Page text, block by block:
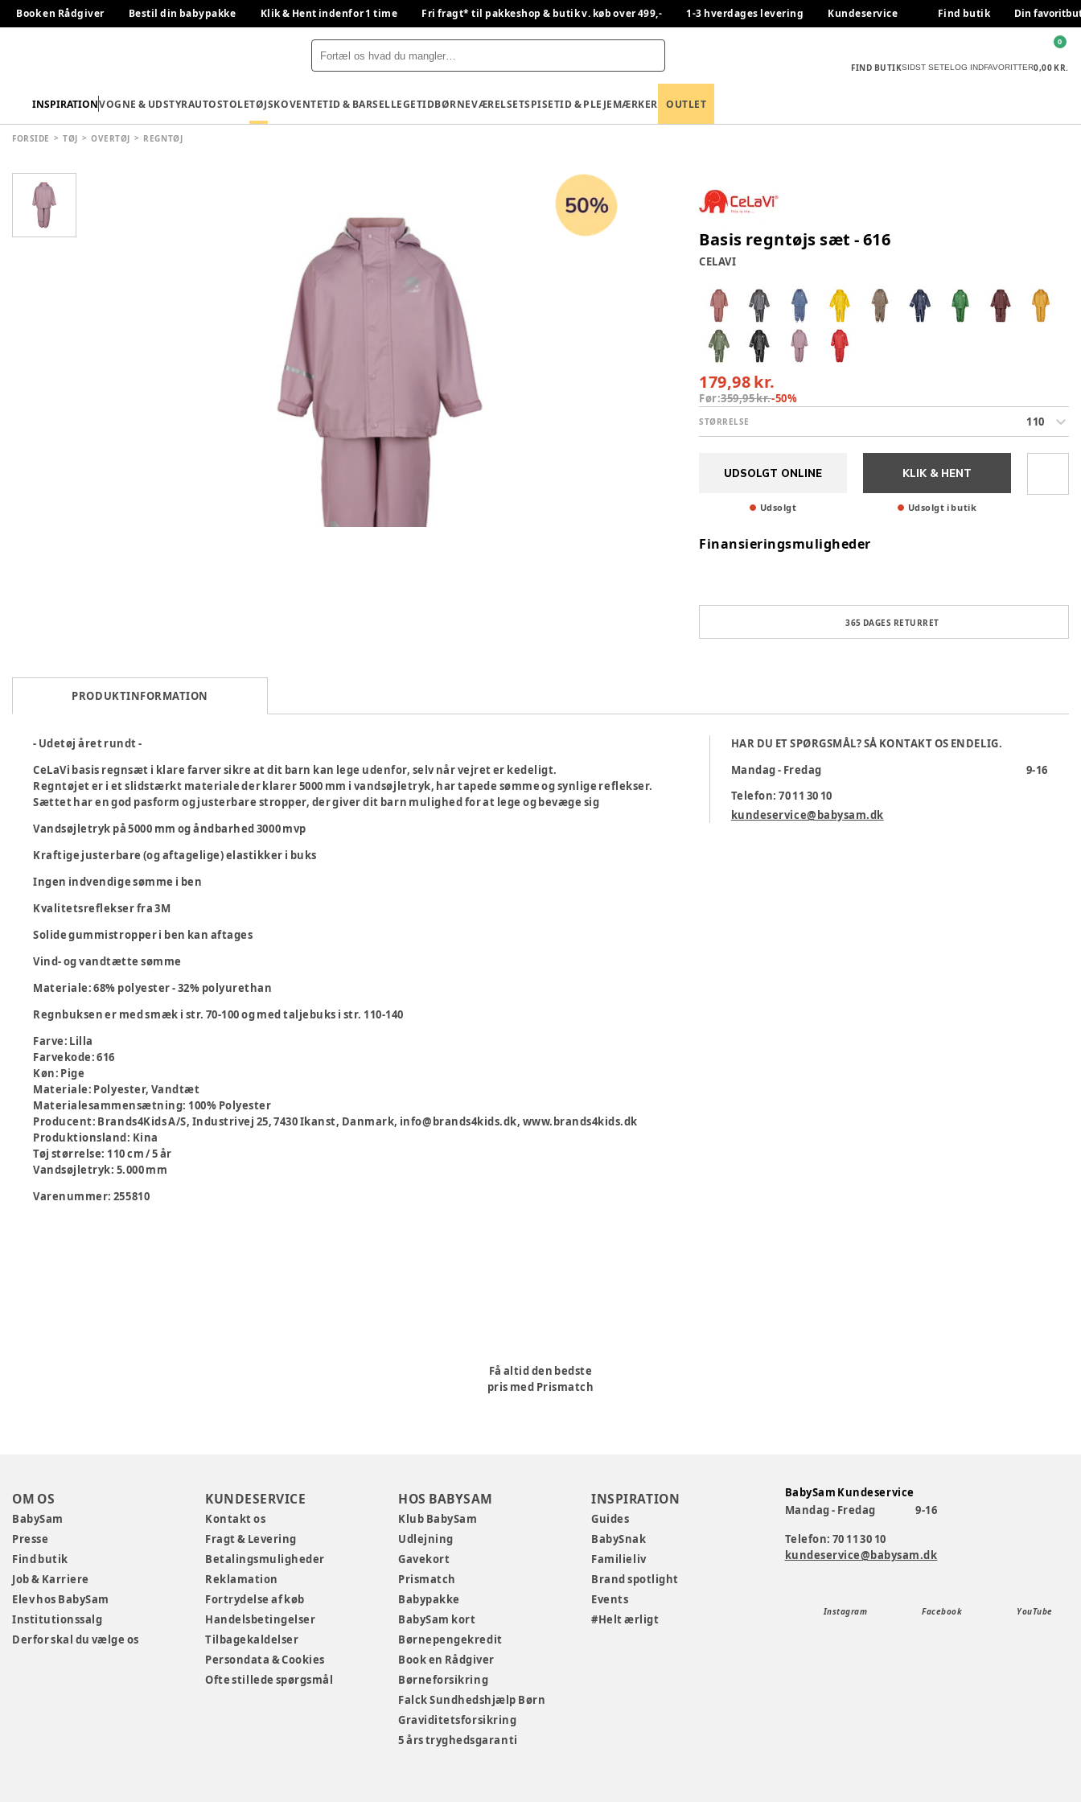
Book en Rådgiver Bestil din babypakke Klik & Hent indenfor 1 time Fri fragt* til pakkeshop & butik v. køb over 499,- 1-3 hverdages levering Kundeservice Find butik Din
FIND BUTIKSIDST SETELOG INDFAVORITTER0,00 KR.
0
INSPIRATIONVOGNE & UDSTYRAUTOSTOLETØJSKOVENTETID & BARSELLEGETIDBØRNEVÆRELSETSPISETID & PLEJEMÆRKER OUTLET
FORSIDE TØJ OVERTØJ REGNTØJ
Basis regntøjs sæt - 616
CELAVI
179,98 kr.
Før:359,95 kr.-50%
STØRRELSE 110
UDSOLGT ONLINE
Udsolgt
KLIK & HENT
Udsolgt i butik
Finansieringsmuligheder
365 DAGES RETURRET
PRODUKTINFORMATION
- Udetøj året rundt -
CeLaVi basis regnsæt i klare farver sikre at dit barn kan lege udenfor, selv når vejret er kedeligt.
Regntøjet er i et slidstærkt materiale der klarer 5000 mm i vandsøjletryk, har tapede sømme og synlige reflekser.
Sættet har en god pasform og justerbare stropper, der giver dit barn mulighed for at lege og bevæge sig
Vandsøjletryk på 5000 mm og åndbarhed 3000 mvp
Kraftige justerbare (og aftagelige) elastikker i buks
Ingen indvendige sømme i ben
Kvalitetsreflekser fra 3M
Solide gummistropper i ben kan aftages
Vind- og vandtætte sømme
Materiale: 68% polyester - 32% polyurethan
Regnbuksen er med smæk i str. 70-100 og med taljebuks i str. 110-140
Farve: Lilla
Farvekode:616
Køn: Pige
Materiale: Polyester, Vandtæt
Materialesammensætning: 100% Polyester
Producent: Brands4Kids A/S, Industrivej 25, 7430 Ikanst, Danmark, info@brands4kids.dk, www.brands4kids.dk
Produktionsland: Kina
Tøj størrelse: 110 cm / 5 år
Vandsøjletryk: 5.000 mm
Varenummer: 255810
HAR DU ET SPØRGSMÅL? SÅ KONTAKT OS ENDELIG.
Mandag - Fredag
9-16
Telefon: 70 11 30 10
kundeservice@babysam.dk
Få altid den bedste
pris med Prismatch
OM OS
BabySam
Presse
Find butik
Job & Karriere
Elev hos BabySam
Institutionssalg
Derfor skal du vælge os
KUNDESERVICE
Kontakt os
Fragt & Levering
Betalingsmuligheder
Reklamation
Fortrydelse af køb
Handelsbetingelser
Tilbagekaldelser
Persondata & Cookies
Ofte stillede spørgsmål
HOS BABYSAM
Klub BabySam
Udlejning
Gavekort
Prismatch
Babypakke
BabySam kort
Børnepengekredit
Book en Rådgiver
Børneforsikring
Falck Sundhedshjælp Børn
Graviditetsforsikring
5 års tryghedsgaranti
INSPIRATION
Guides
BabySnak
Familieliv
Brand spotlight
Events
#Helt ærligt
BabySam Kundeservice
Mandag - Fredag
9-16
Telefon: 70 11 30 10
kundeservice@babysam.dk
Instagram Facebook YouTube